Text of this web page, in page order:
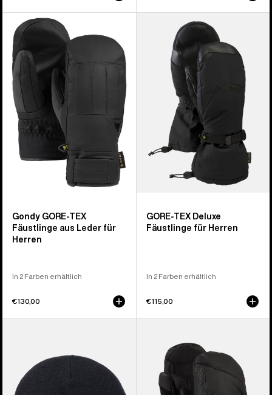
Burton
Gondy
GORE-
TEX
Fäustlinge
aus
Leder
Herren
Gondy GORE-TEX
Fäustlinge aus Leder für
Herren
In 2 Farben erhältlich
€130,00
Fäustlinge
GORE-TEX Deluxe
Fäustlinge für Herren
In 2 Farben erhältlich
€115,00
Mütze
GORE-